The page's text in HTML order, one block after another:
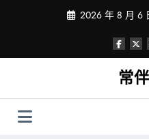
2026 年 8 月 6
常